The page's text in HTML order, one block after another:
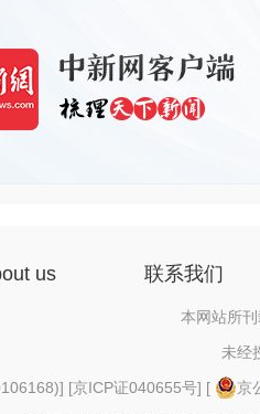
us 联系我们
本网站所
未经
] [京ICP证040655号] [
京